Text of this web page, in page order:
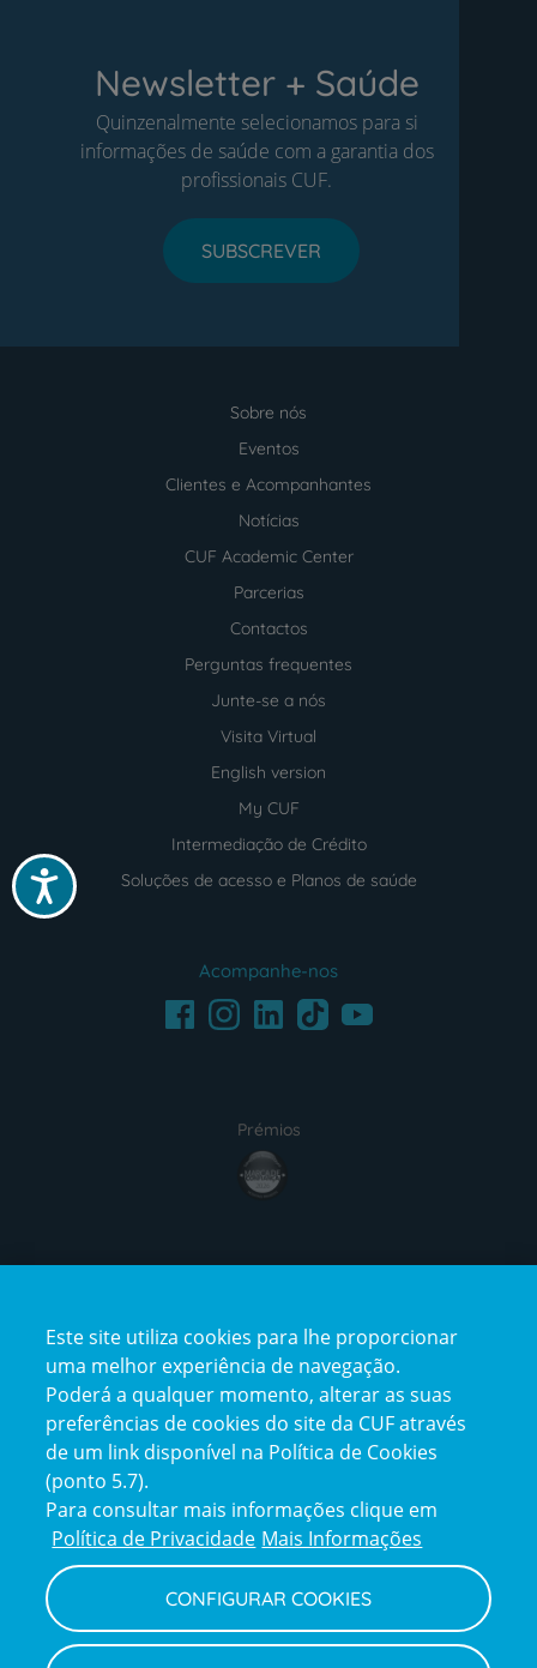
Acessibilidade
Newsletter + Saúde
Quinzenalmente selecionamos para si
informações de saúde com a garantia dos
profissionais CUF.
SUBSCREVER
Sobre nós
Eventos
Clientes e Acompanhantes
Notícias
CUF Academic Center
Parcerias
Contactos
Perguntas frequentes
Junte-se a nós
Visita Virtual
English version
My CUF
Intermediação de Crédito
Soluções de acesso e Planos de saúde
Acompanhe-nos
FacebookInstagramLinkedInTikTokYoutube
Prémios
award4
certification2certification3
Reclamações
e
elogios
Política de Privacidade e Cookies
Este site utiliza cookies para lhe proporcionar
uma melhor experiência de navegação.
Poderá a qualquer momento, alterar as suas
preferências de cookies do site da CUF através
de um link disponível na Política de Cookies
(ponto 5.7).
Para consultar mais informações clique em
Política de Privacidade Mais Informações
CONFIGURAR COOKIES